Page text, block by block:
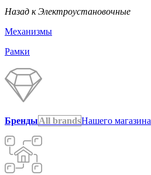
Назад к Электроустановочные
Механизмы
Рамки
БрендыAll brandsНашего магазина